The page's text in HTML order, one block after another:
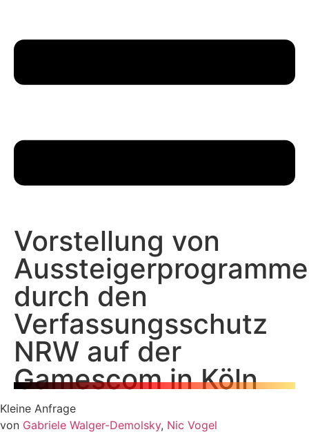
Vorstellung von
durch den
Verfassungsschutz
NRW auf der
Gamescom in Köln
Kleine Anfrage
von Gabriele Walger-Demolsky, Nic Vogel